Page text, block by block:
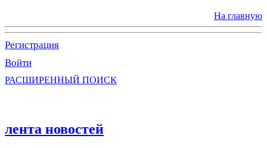
На главную
Регистрация
Войти
РАСШИРЕННЫЙ ПОИСК
лента новостей